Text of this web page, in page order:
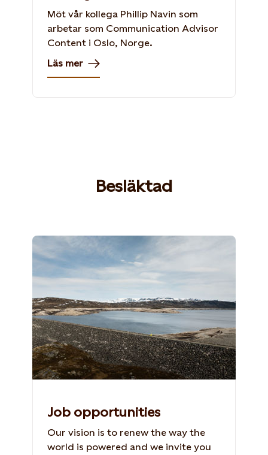
Möt vår kollega Phillip Navin som
arbetar som Communication Advisor
Content i Oslo, Norge.
Läs mer
Besläktad
Job opportunities
Our vision is to renew the way the
world is powered and we invite you